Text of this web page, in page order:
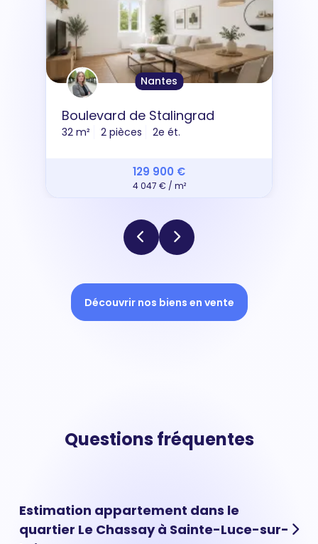
Nantes
Boulevard de Stalingrad
32 m² 2 pièces 2e ét.
129 900 €
4 047 € / m²
Découvrir nos biens en vente
Questions fréquentes
Estimation appartement dans le
quartier Le Chassay à Sainte-Luce-sur-